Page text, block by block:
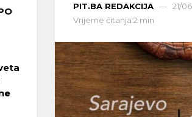
PIT.BA REDAKCIJA 21/
Vrijeme čitanja:2 min